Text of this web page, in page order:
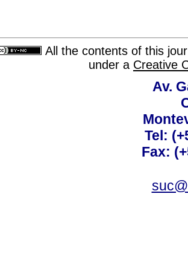
All the contents of this
under a Creative
Av.
Tel:
Fax: